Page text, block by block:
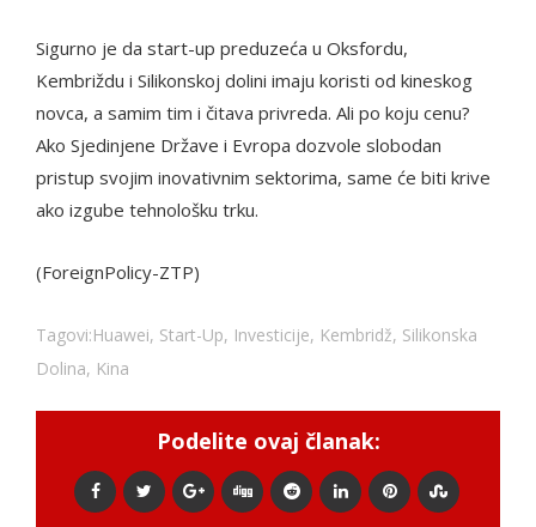
Sigurno je da start-up preduzeća u Oksfordu,
Kembriždu i Silikonskoj dolini imaju koristi od kineskog
novca, a samim tim i čitava privreda. Ali po koju cenu?
Ako Sjedinjene Države i Evropa dozvole slobodan
pristup svojim inovativnim sektorima, same će biti krive
ako izgube tehnološku trku.
(ForeignPolicy-ZTP)
Tagovi:Huawei, Start-Up, Investicije, Kembridž, Silikonska
Dolina, Kina
Podelite ovaj članak: